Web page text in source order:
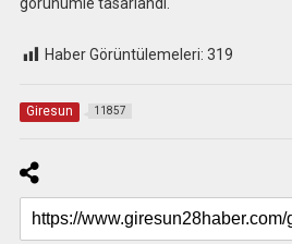
görünümle tasarlandı.
Haber Görüntülemeleri: 319
Giresun 11857